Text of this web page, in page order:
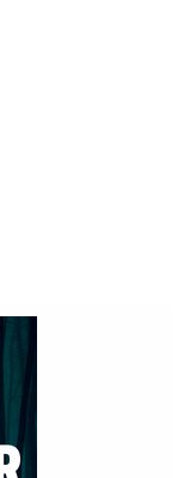
que l'intensité
modélisation des
couleur de jour,